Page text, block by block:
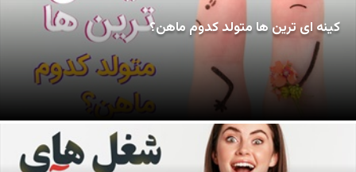
کینه ای ترین ها متولد کدوم ماهن؟